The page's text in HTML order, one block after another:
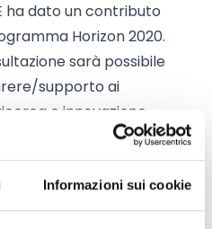
Informazioni sui cookie
ha dato un contributo
Horizon 2020.
sarà possibile
supporto ai
e innovazione,
sfide politiche che i
settore relativo a
PMI e
affrontare. Il